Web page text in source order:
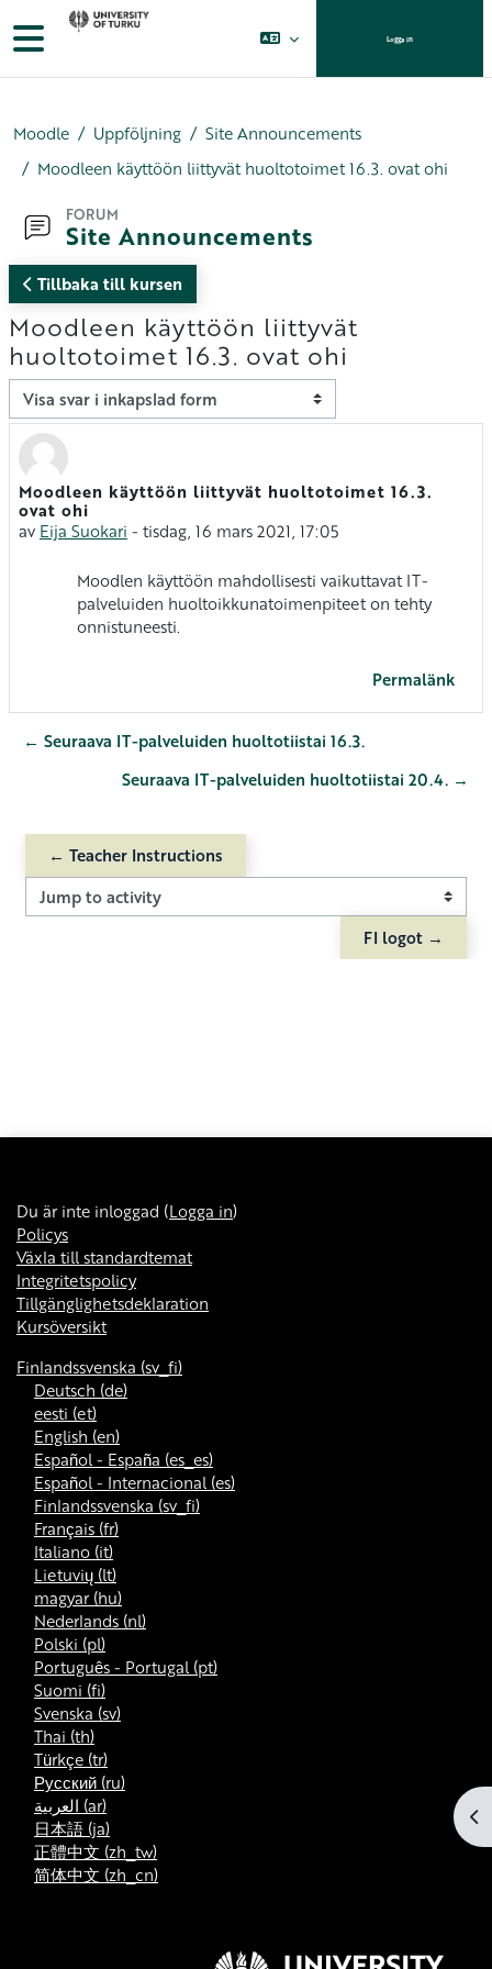
Gå direkt till huvudinnehåll
Sidopanel Logga in
Moodle Uppföljning
Site Announcements
Moodleen käyttöön liittyvät huoltotoimet 16.3. ovat ohi
FORUM
Site Announcements
Tillbaka till kursen
Moodleen käyttöön liittyvät
huoltotoimet 16.3. ovat ohi
Visningsläge
Moodleen käyttöön liittyvät huoltotoimet 16.3.
ovat ohi
av Eija Suokari - tisdag, 16 mars 2021, 17:05
Antal svar: 0
Moodlen käyttöön mahdollisesti vaikuttavat IT-
palveluiden huoltoikkunatoimenpiteet on tehty
onnistuneesti.
Permalänk
← Seuraava IT-palveluiden huoltotiistai 16.3.
Seuraava IT-palveluiden huoltotiistai 20.4. →
← Teacher Instructions
Jump to activity
FI logot →
Du är inte inloggad (Logga in)
Policys
Växla till standardtemat
Integritetspolicy
Tillgänglighetsdeklaration
Kursöversikt
Finlandssvenska ‎(sv_fi)‎
Deutsch ‎(de)‎
eesti ‎(et)‎
English ‎(en)‎
Español - España ‎(es_es)‎
Español - Internacional ‎(es)‎
Finlandssvenska ‎(sv_fi)‎
Français ‎(fr)‎
Italiano ‎(it)‎
Lietuvių ‎(lt)‎
magyar ‎(hu)‎
Nederlands ‎(nl)‎
Polski ‎(pl)‎
Português - Portugal ‎(pt)‎
Suomi ‎(fi)‎
Svenska ‎(sv)‎
Thai ‎(th)‎
Türkçe ‎(tr)‎
Русский ‎(ru)‎
العربية ‎(ar)‎
日本語 ‎(ja)‎
正體中文 ‎(zh_tw)‎
简体中文 ‎(zh_cn)‎